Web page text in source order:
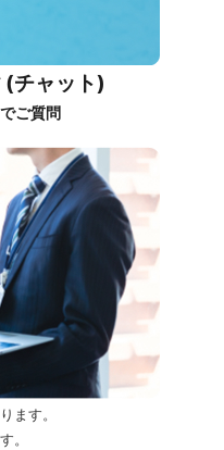
(チャット)
ご質問
ます。
。